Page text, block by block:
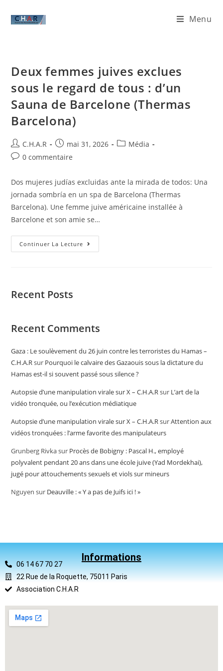
Menu
Deux femmes juives exclues
sous le regard de tous : d’un
Sauna de Barcelone (Thermas
Barcelona)
C.H.A.R mai 31, 2026
Média
0 commentaire
Dos mujeres judías excluidas ante la mirada de todos: Una
jornada sombría en un spa de Barcelona (Thermas
Barcelona). Une femme juive américaine installée à
Barcelone et son amie se…
Continuer La Lecture
Recent Posts
Recent Comments
Gaza : Le soulèvement du 26 juin contre les terroristes du Hamas –
C.H.A.Rsur Pourquoi le calvaire des Gazaouis sous la dictature du
Hamas est-il si souvent passé sous silence ?
Autopsie d’une manipulation virale sur X – C.H.A.Rsur L’art de la
vidéo tronquée, ou l’exécution médiatique
Autopsie d’une manipulation virale sur X – C.H.A.RsurAttention aux
vidéos tronquées : l’arme favorite des manipulateurs
Grunberg Rivkasur Procès de Bobigny : Pascal H., employé
polyvalent pendant 20 ans dans une école juive (Yad Mordekhai),
jugé pour attouchements sexuels et viols sur mineurs
Nguyen sur Deauville : « Y a pas de Juifs ici ! »
Informations
06 14 67 70 27
22 Rue de la Roquette, 75011 Paris
Association C.H.A.R